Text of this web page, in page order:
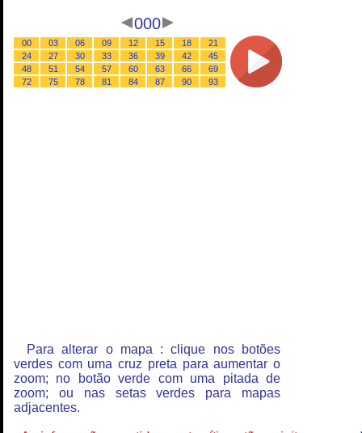
000
00 03 06 09 12 15 18
21
24
27 30 33 36 39 42
45
48
51 54 57 60 63 66
69
72
75 78 81 84 87 90 93
Para alterar o mapa : clique nos botões
verdes com uma cruz preta para aumentar o
zoom; no botão verde com uma pitada de
zoom; ou nas setas verdes para mapas
adjacentes.